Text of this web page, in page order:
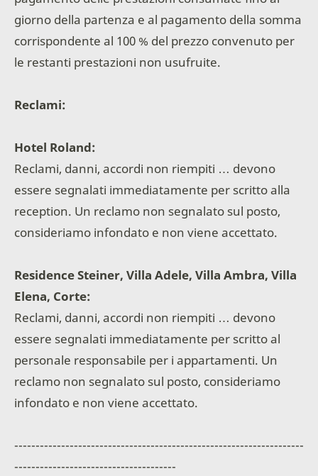
giorno della partenza e al pagamento della somma
corrispondente al 100 % del prezzo convenuto per
le restanti prestazioni non usufruite.
Reclami:
Hotel Roland:
Reclami, danni, accordi non riempiti … devono
essere segnalati immediatamente per scritto alla
reception. Un reclamo non segnalato sul posto,
consideriamo infondato e non viene accettato.
Residence Steiner, Villa Adele, Villa Ambra, Villa
Elena, Corte:
Reclami, danni, accordi non riempiti … devono
essere segnalati immediatamente per scritto al
personale responsabile per i appartamenti. Un
reclamo non segnalato sul posto, consideriamo
infondato e non viene accettato.
--------------------------------------------------------------------
--------------------------------------